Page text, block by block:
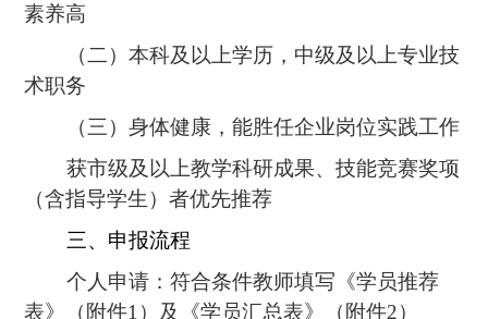
素养高
（二）本科及以上学历，中级及以上专业技
术职务
（三）身体健康，能胜任企业岗位实践工作
获市级及以上教学科研成果、技能竞赛奖项
（含指导学生）者优先推荐
三、申报流程
个人申请：符合条件教师填写《学员推荐
表》（附件1）及《学员汇总表》（附件2）